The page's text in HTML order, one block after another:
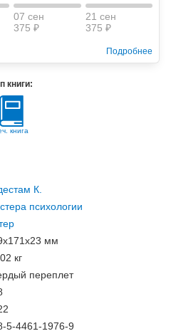
07 сен
375 ₽
21 сен
375 ₽
Подробнее
книги:
книга
К.
психологии
мм
кг
переплет
5-4461-1976-9